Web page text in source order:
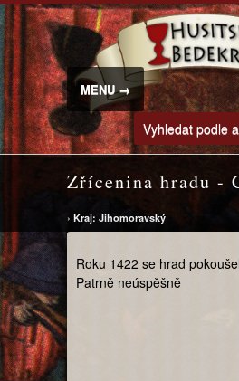
MENU →
Vyhledat podle
Zřícenina hradu -
› Kraj: Jihomoravský
Roku 1422 se hrad
Patrně neúspěšně